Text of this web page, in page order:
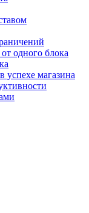
одного блока
успехе магазина